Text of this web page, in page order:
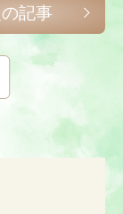
記事